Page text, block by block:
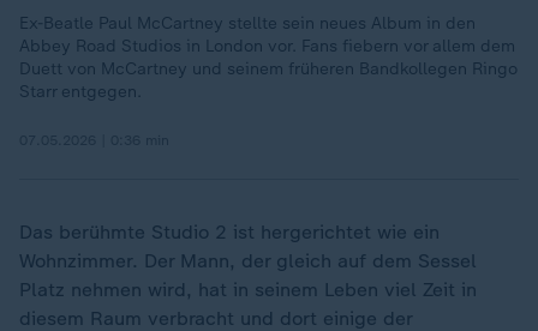
Ex-Beatle Paul McCartney stellte sein neues Album in den
Abbey Road Studios in London vor. Fans fiebern vor allem dem
Duett von McCartney und seinem früheren Bandkollegen Ringo
Starr entgegen.
Das berühmte Studio 2 ist hergerichtet wie ein
Wohnzimmer. Der Mann, der gleich auf dem Sessel
Platz nehmen wird, hat in seinem Leben viel Zeit in
diesem Raum verbracht und dort einige der